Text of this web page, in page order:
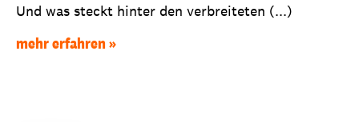
Und was steckt hinter den verbreiteten (...)
mehr erfahren